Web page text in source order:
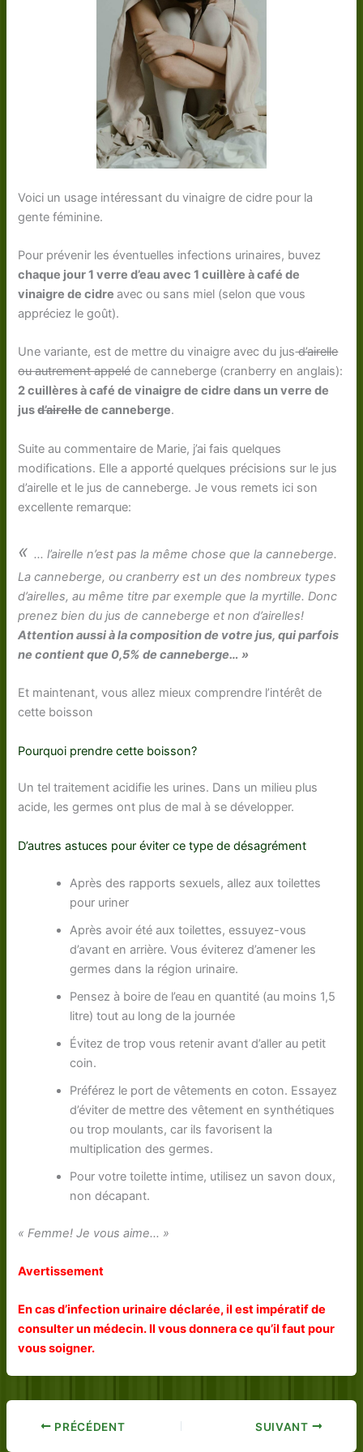
Voici un usage intéressant du vinaigre de cidre pour la
gente féminine.
Pour prévenir les éventuelles infections urinaires, buvez
chaque jour 1 verre d’eau avec 1 cuillère à café de
vinaigre de cidreavec ou sans miel (selon que vous
appréciez le goût).
Une variante, est de mettre du vinaigre avec du jusd’airelle
ou autrement appeléde canneberge (cranberry en anglais):
2 cuillères à café de vinaigre de cidre dans un verre de
jusd’airellede canneberge.
Suite au commentaire de Marie, j’ai fais quelques
modifications. Elle a apporté quelques précisions sur le jus
d’airelle et le jus de canneberge. Je vous remets ici son
excellente remarque:
«… l’airelle n’est pas la même chose que la canneberge.
La canneberge, ou cranberry est un des nombreux types
d’airelles, au même titre par exemple que la myrtille. Donc
prenez bien du jus de canneberge et non d’airelles!
Attention aussi à la composition de votre jus, qui parfois
ne contient que 0,5% de canneberge… »
Et maintenant, vous allez mieux comprendre l’intérêt de
cette boisson
Pourquoi prendre cette boisson?
Un tel traitement acidifie les urines. Dans un milieu plus
acide, les germes ont plus de mal à se développer.
D’autres astuces pour éviter ce type de désagrément
Après des rapports sexuels, allez aux toilettes
pour uriner
Après avoir été aux toilettes, essuyez-vous
d’avant en arrière. Vous éviterez d’amener les
germes dans la région urinaire.
Pensez à boire de l’eau en quantité (au moins 1,5
litre) tout au long de la journée
Évitez de trop vous retenir avant d’aller au petit
coin.
Préférez le port de vêtements en coton. Essayez
d’éviter de mettre des vêtement en synthétiques
ou trop moulants, car ils favorisent la
multiplication des germes.
Pour votre toilette intime, utilisez un savon doux,
non décapant.
« Femme! Je vous aime… »
Avertissement
En cas d’infection urinaire déclarée, il est impératif de
consulter un médecin. Il vous donnera ce qu’il faut pour
vous soigner.
PRÉCÉDENT SUIVANT